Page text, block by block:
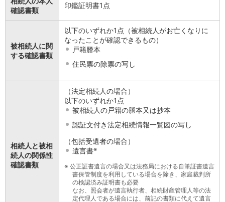
Myステージ
相続・税務のご相談
セキュリティ
インボイス
北海道
青森県
岩手県
確認書類
印鑑証明書1点
被相続人に関
する確認書類
以下のいずれか1点（被相続人がお亡くなりに
なったことが確認できるもの）
戸籍謄本
住民票の除票の写し
相続人と被相
続人の関係性
確認書類
（法定相続人の場合）
以下のいずれか1点
被相続人の戸籍の謄本又は抄本
認証文付き法定相続情報一覧図の写し
（包括受遺者の場合）
遺言書※
※ 公正証書遺言の場合又は法務局における自筆証書遺言
書保管制度を利用している場合を除き、家庭裁判所
の検認済み証明書も必要
なお、照会者が遺言執行者、相続財産管理人等の法
定代理人である場合には、前記の書類に代えて遺言